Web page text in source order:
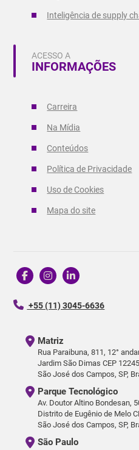
Inteligência de supply
ACESSO A
INFORMAÇÕES
Carreira
Na Mídia
Conteúdos
Política de Privacidade
Uso de Cookies
Mapa do site
+55 (11) 3045-6636
Matriz
Rua Paraibuna, 811, 12°
Jardim São Dimas CEP
São José dos Campos, SP,
São Paulo
Parque Tecnológico
Av. Doutor Altino Bondesan,
Distrito de Eugênio de Melo
São José dos Campos, SP,